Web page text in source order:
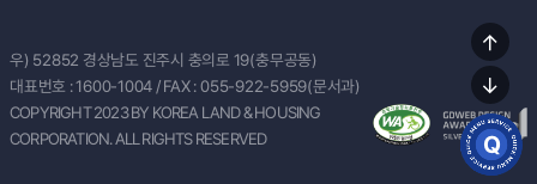
우) 52852 경상남도 진주시 충의로 19(충무공동)
대표번호 :1600-1004 / FAX : 055-922-5959(문서과)
COPYRIGHT 2023 BY KOREA LAND & HOUSING
CORPORATION. ALL RIGHTS RESERVED
상단
이동
하단
이동